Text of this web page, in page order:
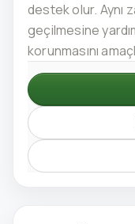
destek olur. Aynı
geçilmesine
korunmasını